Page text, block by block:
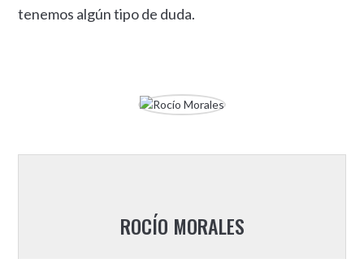
tenemos algún tipo de duda.
ROCÍO MORALES